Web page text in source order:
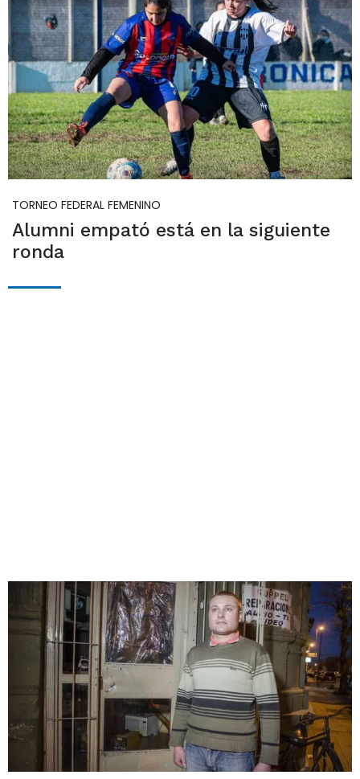
TORNEO FEDERAL FEMENINO
Alumni empató está en la siguiente
ronda